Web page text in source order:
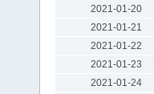
2021-01-20
2021-01-21
2021-01-22
2021-01-23
2021-01-24